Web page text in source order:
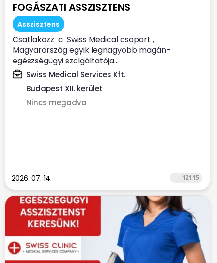
FOGÁSZATI ASSZISZTENS
Asszisztens
Csatlakozz a Swiss Medical csoport ,
Magyarország egyik legnagyobb magán-
egészségügyi szolgáltatója...
Swiss Medical Services Kft.
Budapest XII. kerület
Nincs megadva
2026. 07. 14. 12115